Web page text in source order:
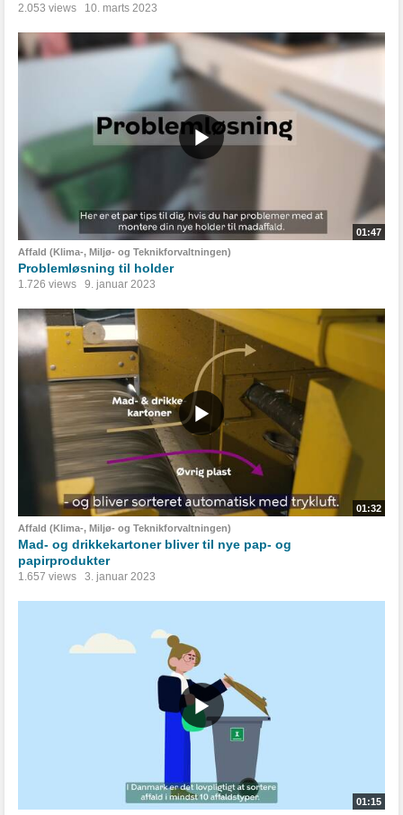
2.053 views 10. marts 2023
01:47
Affald (Klima-, Miljø- og Teknikforvaltningen)
Problemløsning til holder
1.726 views 9. januar 2023
01:32
Affald (Klima-, Miljø- og Teknikforvaltningen)
Mad- og drikkekartoner bliver til nye pap- og
papirprodukter
1.657 views 3. januar 2023
01:15